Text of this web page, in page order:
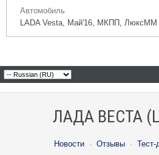
Автомобиль
LADA Vesta, Май'16, МКПП, ЛюксММ
ЛАДА ВЕСТА
Новости · Отзывы · Тест-